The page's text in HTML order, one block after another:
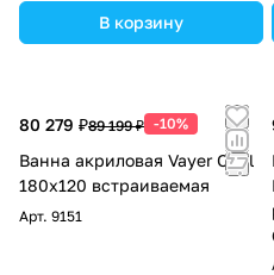
В корзину
80 279 ₽89 199 ₽ -10%
Ванна акриловая Vayer Opal
180x120 встраиваемая
Арт. 9151